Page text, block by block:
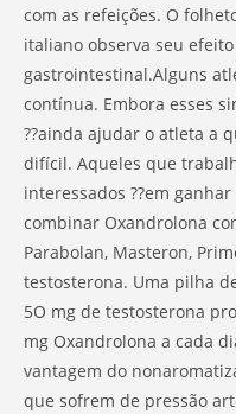
com as refeições. O
italiano observa seu
gastrointestinal.Alguns
contínua. Embora esses
??ainda ajudar o atleta a
difícil. Aqueles que
interessados ??em
combinar Oxandrolona
Parabolan, Masteron,
testosterona. Uma pilha
5O mg de testosterona
mg Oxandrolona a cada
vantagem do
que sofrem de pressão